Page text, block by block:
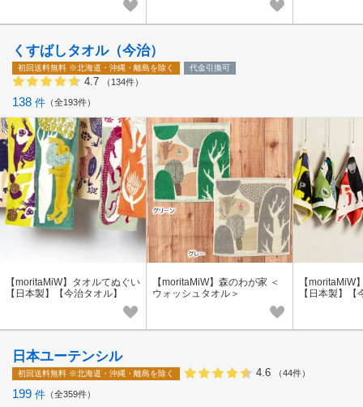
くすばしタオル（今治）
初回送料無料 ※北海道・沖縄・離島を除く 代金引換可
4.7 （134件）
138 件 全193件
【moritaMiW】タオルてぬぐい
【日本製】【今治タオル】
【moritaMiW】森のわが家 ＜
ウォッシュタオル＞
【moritaMiW
【日本製】
日本ユーテンシル
初回送料無料 ※北海道・沖縄・離島を除く 4.6 （44件）
199 件 全359件